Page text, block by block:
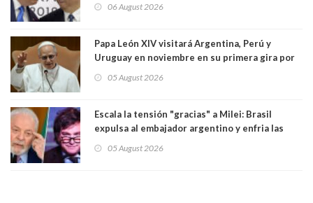
06 August 2026
Papa León XIV visitará Argentina, Perú y
Uruguay en noviembre en su primera gira por
05 August 2026
Escala la tensión "gracias" a Milei: Brasil
expulsa al embajador argentino y enfria las
trasandino
05 August 2026